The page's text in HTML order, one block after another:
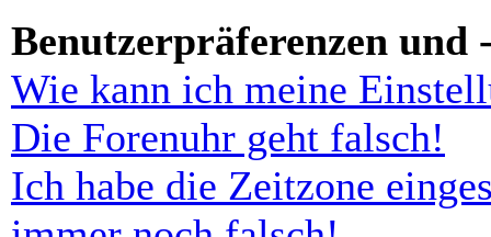
Benutzerpräferenzen und
Wie kann ich meine
Die Forenuhr geht falsch!
Ich habe die Zeitzone